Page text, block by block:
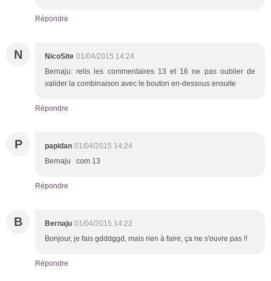
Répondre
N NicoSite 01/04/2015 14:24
Bernaju: relis les commentaires 13 et 16 ne pas oublier de
valider la combinaison avec le bouton en-dessous ensuite
Répondre
P papidan 01/04/2015 14:24
Bernaju com 13
Répondre
B Bernaju 01/04/2015 14:22
Bonjour, je fais gdddggd, mais rien à faire, ça ne s'ouvre pas !!
Répondre